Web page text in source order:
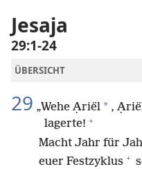
Jesaja
29:1-24
ÜBERSICHT
29 „Wehe Ạriël * ,
lagerte! +
Macht Jahr für
euer Festzyklus +